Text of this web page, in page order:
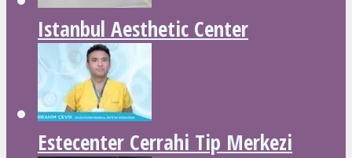
Istanbul Aesthetic Center
Estecenter Cerrahi Tip Merkezi